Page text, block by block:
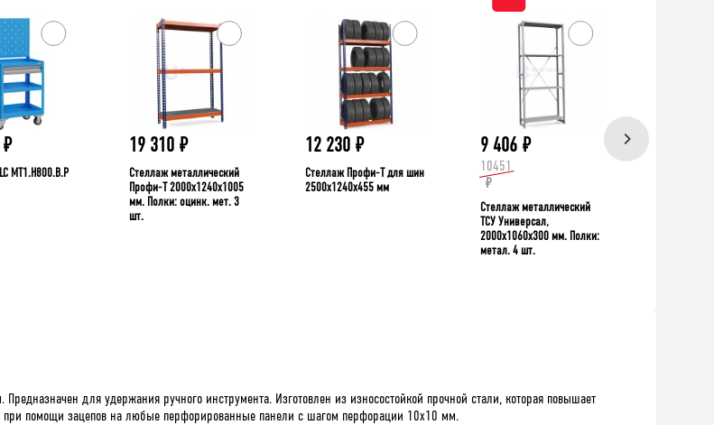
₽
МT1.H800.В.Р
19 310 ₽
Стеллаж металлический
Профи-Т 2000x1240x1005
мм. Полки: оцинк. мет. 3
шт.
12 230 ₽
Стеллаж Профи-Т для шин
2500x1240x455 мм
9 406 ₽
10451
₽
Стеллаж металлический
ТСУ Универсал,
2000x1060x300 мм. Полки:
метал. 4 шт.
для удержания ручного инструмента. Изготовлен из износостойкой прочной стали, которая повышает
при помощи зацепов на любые перфорированные панели с шагом перфорации 10х10 мм.